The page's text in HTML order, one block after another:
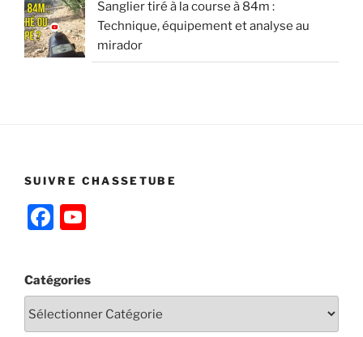
Sanglier tiré à la course à 84m :
Technique, équipement et analyse au
mirador
SUIVRE CHASSETUBE
F
e
b
T
u
Catégories